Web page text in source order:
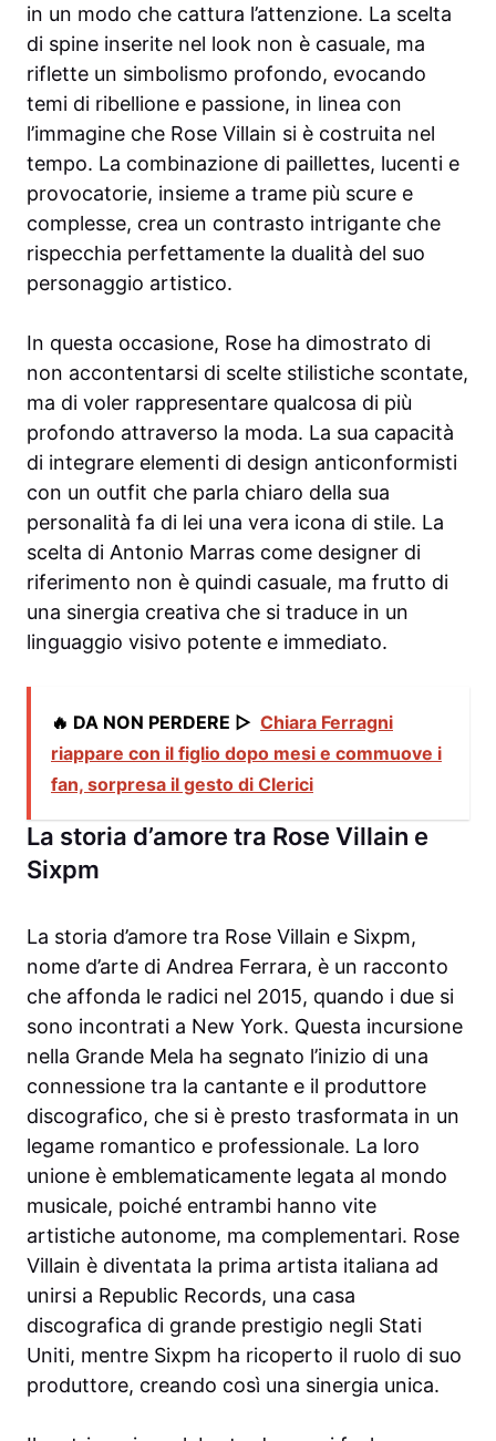
in un modo che cattura l’attenzione. La scelta
di spine inserite nel look non è casuale, ma
riflette un simbolismo profondo, evocando
temi di ribellione e passione, in linea con
l’immagine che Rose Villain si è costruita nel
tempo. La combinazione di paillettes, lucenti e
provocatorie, insieme a trame più scure e
complesse, crea un contrasto intrigante che
rispecchia perfettamente la dualità del suo
personaggio artistico.
In questa occasione, Rose ha dimostrato di
non accontentarsi di scelte stilistiche scontate,
ma di voler rappresentare qualcosa di più
profondo attraverso la moda. La sua capacità
di integrare elementi di design anticonformisti
con un outfit che parla chiaro della sua
personalità fa di lei una vera icona di stile. La
scelta di Antonio Marras come designer di
riferimento non è quindi casuale, ma frutto di
una sinergia creativa che si traduce in un
linguaggio visivo potente e immediato.
🔥 DA NON PERDERE ▷ Chiara Ferragni
riappare con il figlio dopo mesi e commuove i
fan, sorpresa il gesto di Clerici
La storia d’amore tra Rose Villain e
Sixpm
La storia d’amore tra Rose Villain e Sixpm,
nome d’arte di Andrea Ferrara, è un racconto
che affonda le radici nel 2015, quando i due si
sono incontrati a New York. Questa incursione
nella Grande Mela ha segnato l’inizio di una
connessione tra la cantante e il produttore
discografico, che si è presto trasformata in un
legame romantico e professionale. La loro
unione è emblematicamente legata al mondo
musicale, poiché entrambi hanno vite
artistiche autonome, ma complementari. Rose
Villain è diventata la prima artista italiana ad
unirsi a Republic Records, una casa
discografica di grande prestigio negli Stati
Uniti, mentre Sixpm ha ricoperto il ruolo di suo
produttore, creando così una sinergia unica.